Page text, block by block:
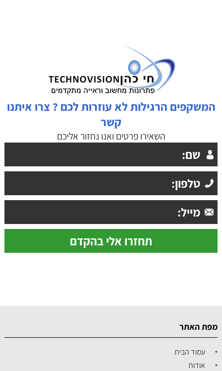
המשקפים הרגילות לא עוזרות לכם ? צרו איתנו
קשר
השאירו פרטים ואנו נחזור אליכם
מפת האתר
עמוד הבית
אודות